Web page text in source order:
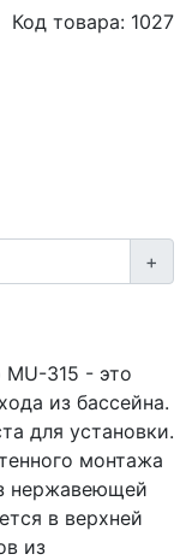
Код товара: 1027
+
315 - это
из бассейна.
для установки.
монтажа
нержавеющей
в верхней
из